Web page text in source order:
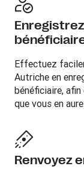
Effectuez
Autriche en
bénéficiaire,
que vous en
Renvoyez